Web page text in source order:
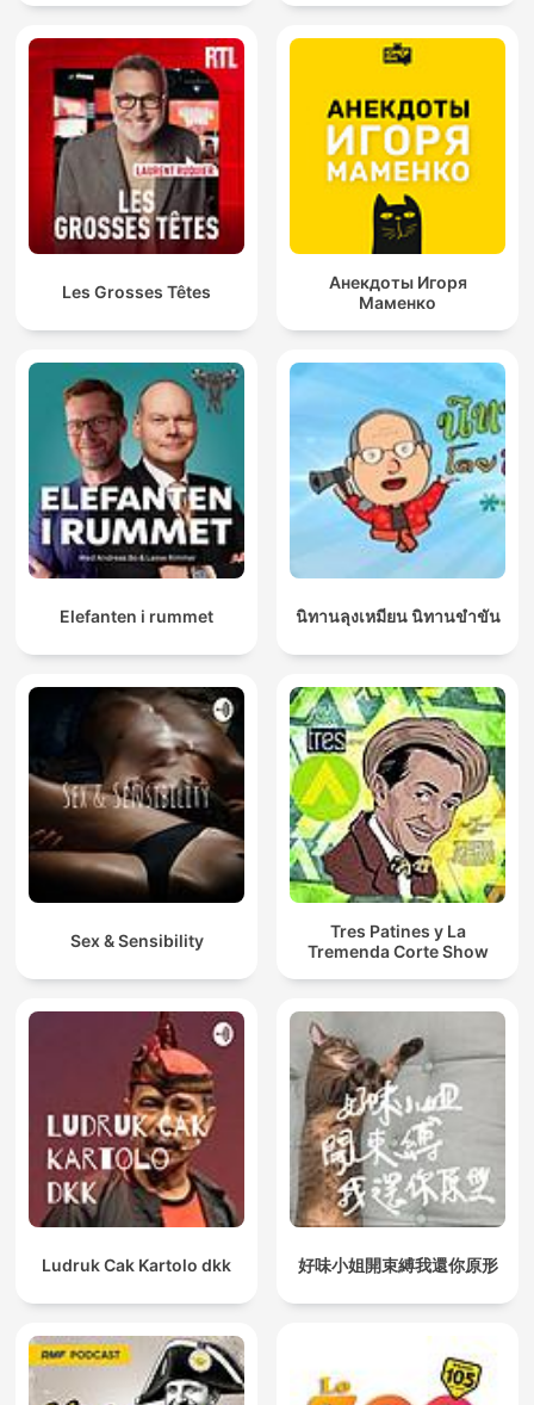
Les Grosses Têtes
Анекдоты Игоря
Маменко
Elefanten i rummet นิทานลุงเหมียน นิทานขำขัน
Sex & Sensibility
Tres Patines y La
Tremenda Corte Show
Ludruk Cak Kartolo dkk 好味小姐開束縛我還你原形